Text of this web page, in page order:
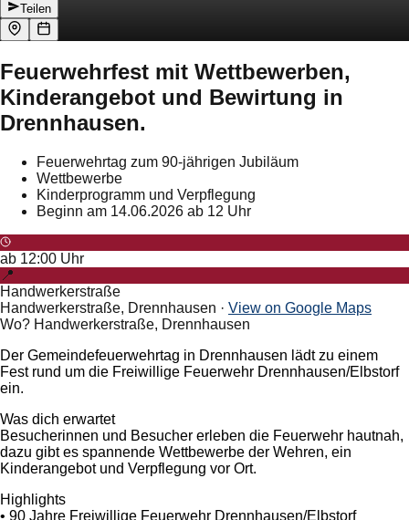
Teilen
Feuerwehrfest mit Wettbewerben,
Kinderangebot und Bewirtung in
Drennhausen.
Feuerwehrtag zum 90-jährigen Jubiläum
Wettbewerbe
Kinderprogramm und Verpflegung
Beginn am 14.06.2026 ab 12 Uhr
ab 12:00 Uhr
📍
Handwerkerstraße
Handwerkerstraße, Drennhausen · View on Google Maps
Wo? Handwerkerstraße, Drennhausen
Der Gemeindefeuerwehrtag in Drennhausen lädt zu einem
Fest rund um die Freiwillige Feuerwehr Drennhausen/Elbstorf
ein.
Was dich erwartet
Besucherinnen und Besucher erleben die Feuerwehr hautnah,
dazu gibt es spannende Wettbewerbe der Wehren, ein
Kinderangebot und Verpflegung vor Ort.
Highlights
• 90 Jahre Freiwillige Feuerwehr Drennhausen/Elbstorf